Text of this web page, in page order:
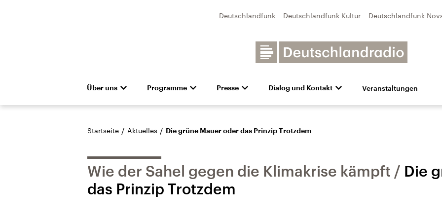
Deutschlandfunk Deutschlandfunk Kultur Deutschlandfunk
Über uns Programme Presse Dialog und Kontakt Veranstaltungen
Startseite / Aktuelles / Die grüne Mauer oder das Prinzip Trotzdem
Wie der Sahel gegen die Klimakrise kämpft
Die
das Prinzip Trotzdem